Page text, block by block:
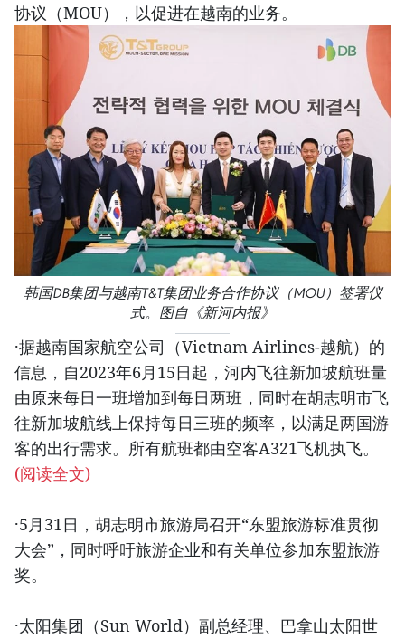
协议（MOU），以促进在越南的业务。
韩国DB集团与越南T&T集团业务合作协议（MOU）签署仪
式。图自《新河内报》
·据越南国家航空公司（Vietnam Airlines-越航）的
信息，自2023年6月15日起，河内飞往新加坡航班量
由原来每日一班增加到每日两班，同时在胡志明市飞
往新加坡航线上保持每日三班的频率，以满足两国游
客的出行需求。所有航班都由空客A321飞机执飞。
(阅读全文)
·5月31日，胡志明市旅游局召开“东盟旅游标准贯彻
大会”，同时呼吁旅游企业和有关单位参加东盟旅游
奖。
·太阳集团（Sun World）副总经理、巴拿山太阳世